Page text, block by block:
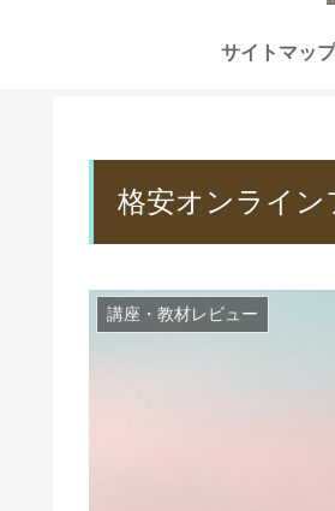
サイトマップ
格安オンライ
講座・教材レビュー